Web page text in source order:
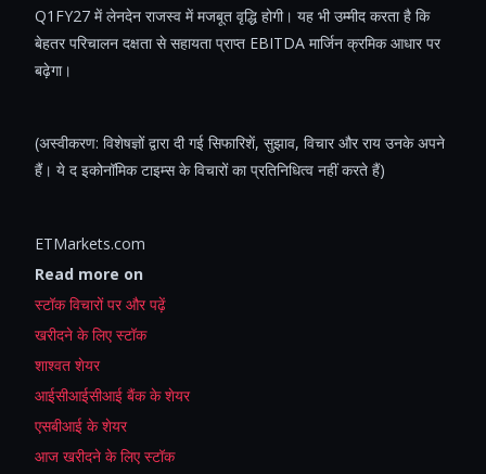
Q1FY27 में लेनदेन राजस्व में मजबूत वृद्धि होगी। यह भी उम्मीद करता है कि
बेहतर परिचालन दक्षता से सहायता प्राप्त EBITDA मार्जिन क्रमिक आधार पर
बढ़ेगा।
(अस्वीकरण: विशेषज्ञों द्वारा दी गई सिफारिशें, सुझाव, विचार और राय उनके अपने
हैं। ये द इकोनॉमिक टाइम्स के विचारों का प्रतिनिधित्व नहीं करते हैं)
ETMarkets.com
Read more on
स्टॉक विचारों पर और पढ़ें
खरीदने के लिए स्टॉक
शाश्वत शेयर
आईसीआईसीआई बैंक के शेयर
एसबीआई के शेयर
आज खरीदने के लिए स्टॉक